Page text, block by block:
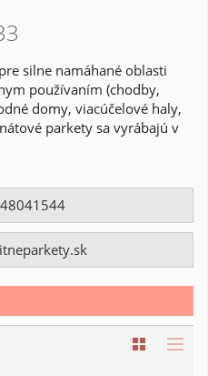
silne namáhané oblasti
používaním (chodby,
domy, viacúčelové haly,
parkety sa vyrábajú v